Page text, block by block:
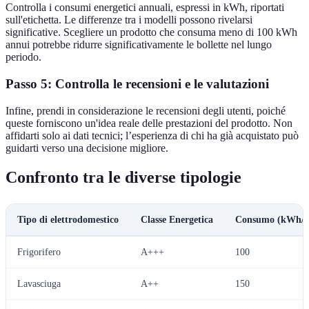
Controlla i consumi energetici annuali, espressi in kWh, riportati
sull'etichetta. Le differenze tra i modelli possono rivelarsi
significative. Scegliere un prodotto che consuma meno di 100 kWh
annui potrebbe ridurre significativamente le bollette nel lungo
periodo.
Passo 5: Controlla le recensioni e le valutazioni
Infine, prendi in considerazione le recensioni degli utenti, poiché
queste forniscono un'idea reale delle prestazioni del prodotto. Non
affidarti solo ai dati tecnici; l’esperienza di chi ha già acquistato può
guidarti verso una decisione migliore.
Confronto tra le diverse tipologie
Tipo di elettrodomestico Classe Energetica Consumo (kWh/
Frigorifero A+++ 100
Lavasciuga A++ 150